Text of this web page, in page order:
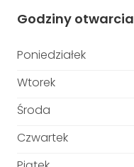
Godziny otwarcia
Poniedziałek
Wtorek
Środa
Czwartek